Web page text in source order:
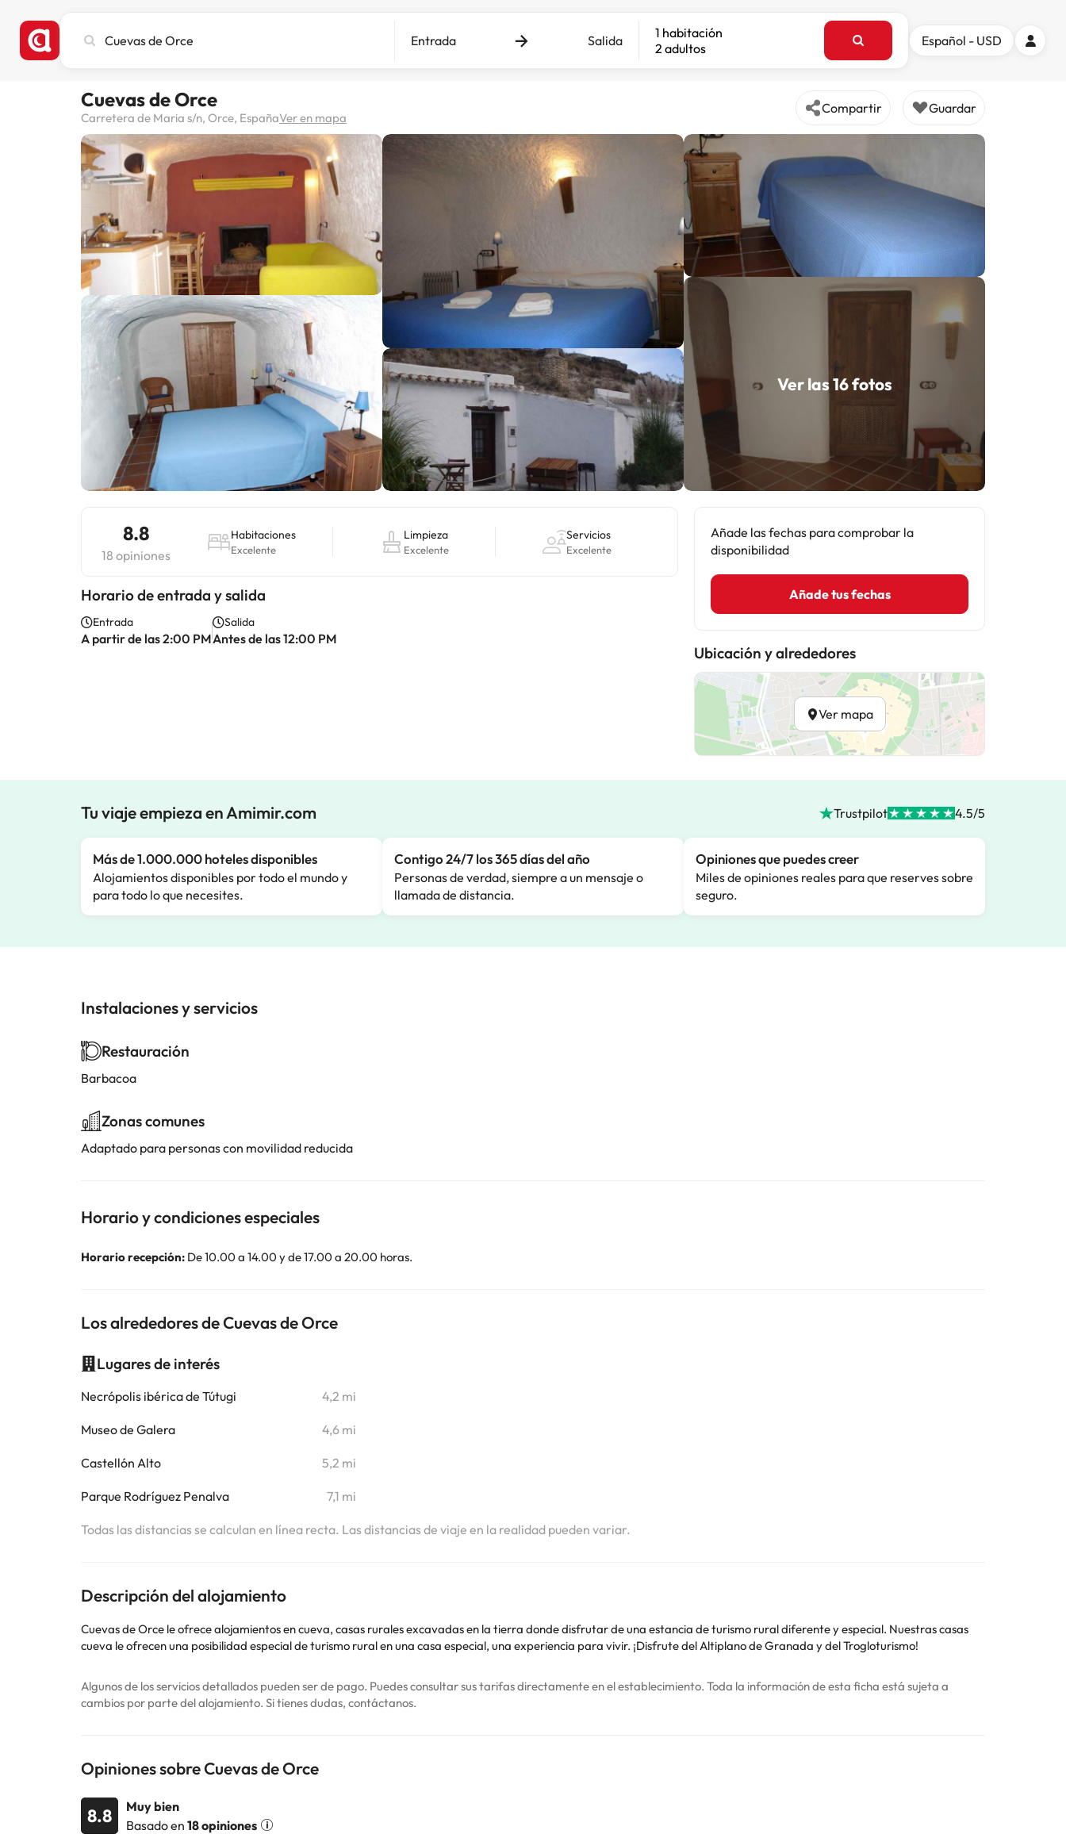
ciudad,
destino
Entrada Salida
1 habitación
2 adultos
Español - USD
Cuevas de Orce
Carretera de Maria s/n, Orce, EspañaVer en mapa
Compartir Guardar
Ver las 16 fotos
8.8
18 opiniones
Habitaciones
Excelente
Limpieza
Excelente
Servicios
Excelente
Horario de entrada y salida
Entrada
A partir de las 2:00 PM
Salida
Antes de las 12:00 PM
Añade las fechas para comprobar la
disponibilidad
Añade tus fechas
Ubicación y alrededores
Ver mapa
Tu viaje empieza en Amimir.com Trustpilot 4.5/5
Más de 1.000.000 hoteles disponibles
Alojamientos disponibles por todo el mundo y
para todo lo que necesites.
Contigo 24/7 los 365 días del año
Personas de verdad, siempre a un mensaje o
llamada de distancia.
Opiniones que puedes creer
Miles de opiniones reales para que reserves sobre
seguro.
Instalaciones y servicios
Restauración
Barbacoa
Zonas comunes
Adaptado para personas con movilidad reducida
Horario y condiciones especiales
Horario recepción: De 10.00 a 14.00 y de 17.00 a 20.00 horas.
Los alrededores de Cuevas de Orce
Lugares de interés
Necrópolis ibérica de Tútugi 4,2 mi
Museo de Galera 4,6 mi
Castellón Alto 5,2 mi
Parque Rodríguez Penalva 7,1 mi
Todas las distancias se calculan en línea recta. Las distancias de viaje en la realidad pueden variar.
Descripción del alojamiento
Cuevas de Orce le ofrece alojamientos en cueva, casas rurales excavadas en la tierra donde disfrutar de una estancia de turismo rural diferente y especial. Nuestras casas
cueva le ofrecen una posibilidad especial de turismo rural en una casa especial, una experiencia para vivir. ¡Disfrute del Altiplano de Granada y del Trogloturismo!
Algunos de los servicios detallados pueden ser de pago. Puedes consultar sus tarifas directamente en el establecimiento. Toda la información de esta ficha está sujeta a
cambios por parte del alojamiento. Si tienes dudas, contáctanos.
Opiniones sobre Cuevas de Orce
8.8
Muy bien
Basado en 18 opiniones